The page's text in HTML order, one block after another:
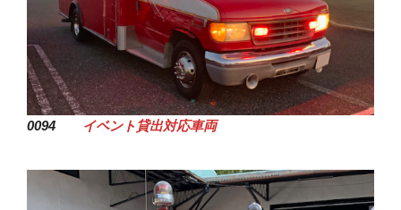
0094 イベント貸出対応車両